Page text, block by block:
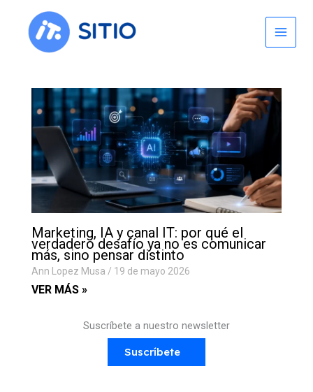
content
Marketing, IA y canal IT: por qué el
verdadero desafío ya no es comunicar
más, sino pensar distinto
Ann Lopez Musa 19 de mayo 2026
VER MÁS »
Suscríbete a nuestro newsletter
Suscríbete